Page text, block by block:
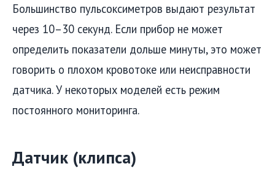
Большинство пульсоксиметров выдают результат
через 10–30 секунд. Если прибор не может
определить показатели дольше минуты, это может
говорить о плохом кровотоке или неисправности
датчика. У некоторых моделей есть режим
постоянного мониторинга.
Датчик (клипса)